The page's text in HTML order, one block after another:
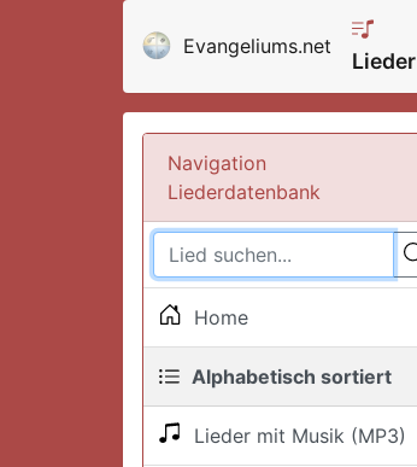
Evangeliums.net
Lieder
Navigation
Liederdatenbank
Home
Alphabetisch sortiert
Lieder mit Musik (MP3)